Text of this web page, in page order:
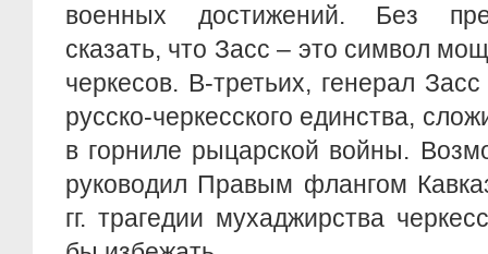
военных достижений. Без
сказать, что Засс – это символ
черкесов. В-третьих, генерал
русско-черкесского единства,
в горниле рыцарской войны.
руководил Правым флангом
гг. трагедии мухаджирства